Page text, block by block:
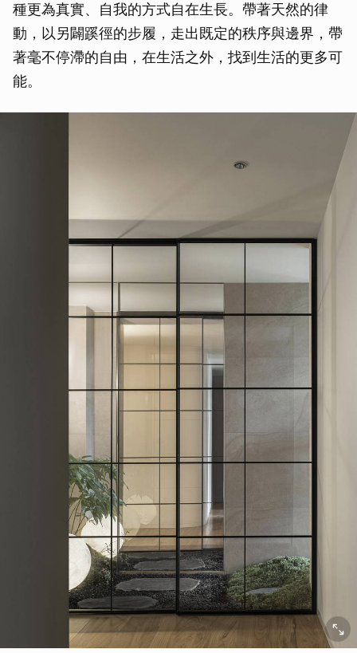
種更為真實、自我的方式自在生長。帶著天然的律
動，以另闢蹊徑的步履，走出既定的秩序與邊界，帶
著毫不停滯的自由，在生活之外，找到生活的更多可
能。